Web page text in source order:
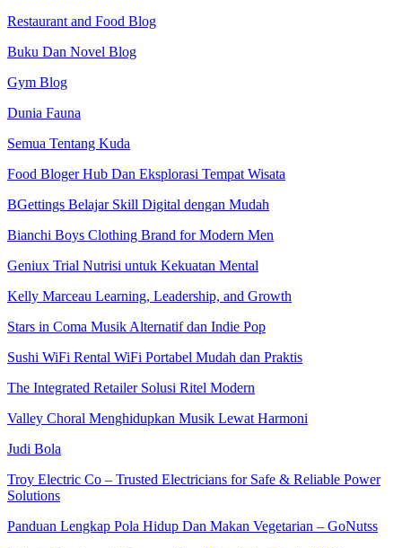
Restaurant and Food Blog
Buku Dan Novel Blog
Gym Blog
Dunia Fauna
Semua Tentang Kuda
Food Bloger Hub Dan Eksplorasi Tempat Wisata
BGettings Belajar Skill Digital dengan Mudah
Bianchi Boys Clothing Brand for Modern Men
Geniux Trial Nutrisi untuk Kekuatan Mental
Kelly Marceau Learning, Leadership, and Growth
Stars in Coma Musik Alternatif dan Indie Pop
Sushi WiFi Rental WiFi Portabel Mudah dan Praktis
The Integrated Retailer Solusi Ritel Modern
Valley Choral Menghidupkan Musik Lewat Harmoni
Judi Bola
Troy Electric Co – Trusted Electricians for Safe & Reliable Power
Solutions
Panduan Lengkap Pola Hidup Dan Makan Vegetarian – GoNutss